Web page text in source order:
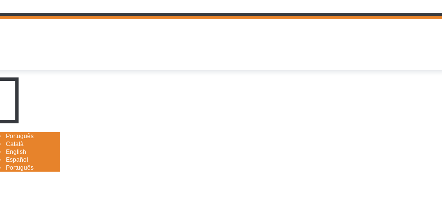
Português
Català
English
Español
Português